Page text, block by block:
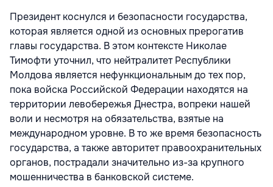
Президент коснулся и безопасности государства,
которая является одной из основных прерогатив
главы государства. В этом контексте Николае
Тимофти уточнил, что нейтралитет Республики
Молдова является нефункциональным до тех пор,
пока войска Российской Федерации находятся на
территории левобережья Днестра, вопреки нашей
воли и несмотря на обязательства, взятые на
международном уровне. В то же время безопасность
государства, а также авторитет правоохранительных
органов, пострадали значительно из-за крупного
мошенничества в банковской системе.